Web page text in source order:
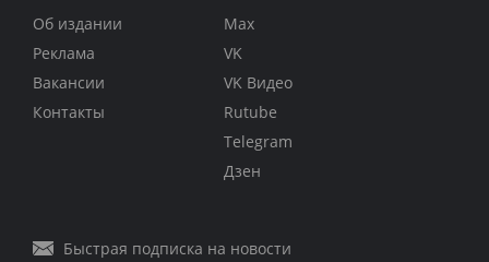
Об издании
Реклама
Вакансии
Контакты
Max
VK
VK Видео
Rutube
Telegram
Дзен
Быстрая подписка на новости